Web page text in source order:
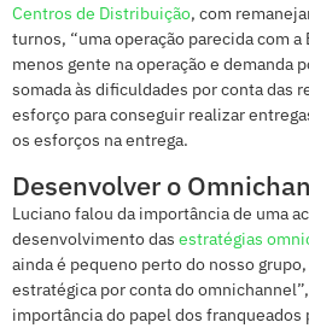
Centros de Distribuição, com
turnos, “uma operação parecida com
menos gente na operação e demanda
somada às dificuldades por conta das
esforço para conseguir realizar
os esforços na entrega.
Desenvolver o
Luciano falou da importância de uma
desenvolvimento das estratégias
ainda é pequeno perto do nosso
estratégica por conta do
importância do papel dos franqueados